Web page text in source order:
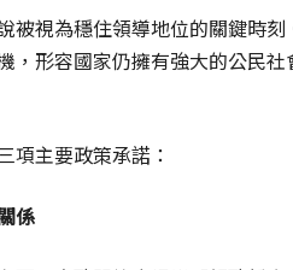
被視為穩住領導地位的關鍵時
，形容國家仍擁有強大的公民
項主要政策承諾：
係